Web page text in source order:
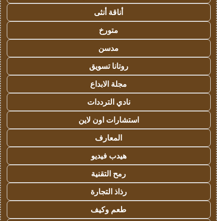
أناقة أنثى
متورخ
مدسن
روتانا تسويق
مجلة الابداع
نادي الترددات
استشارات اون لاين
المعارف
هيدب فيديو
رمح التقنية
رذاذ التجارة
طعم وكيف